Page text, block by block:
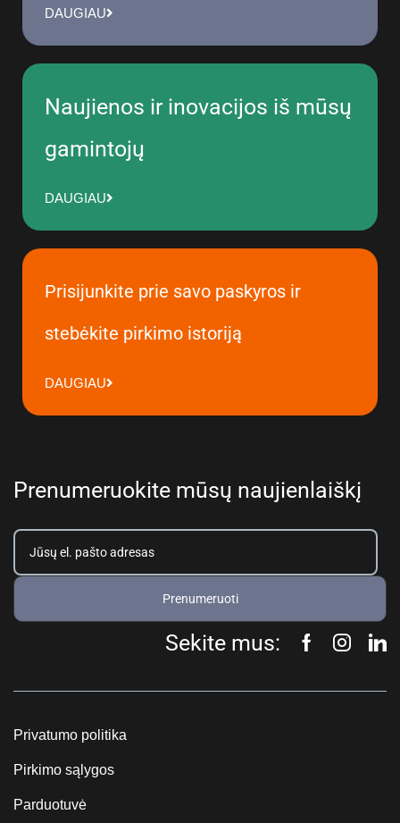
DAUGIAU
Naujienos ir inovacijos iš mūsų
gamintojų
DAUGIAU
Prisijunkite prie savo paskyros ir
stebėkite pirkimo istoriją
DAUGIAU
Prenumeruokite mūsų naujienlaiškį
Prenumeruoti
Sekite mus:
Privatumo politika
Pirkimo sąlygos
Parduotuvė